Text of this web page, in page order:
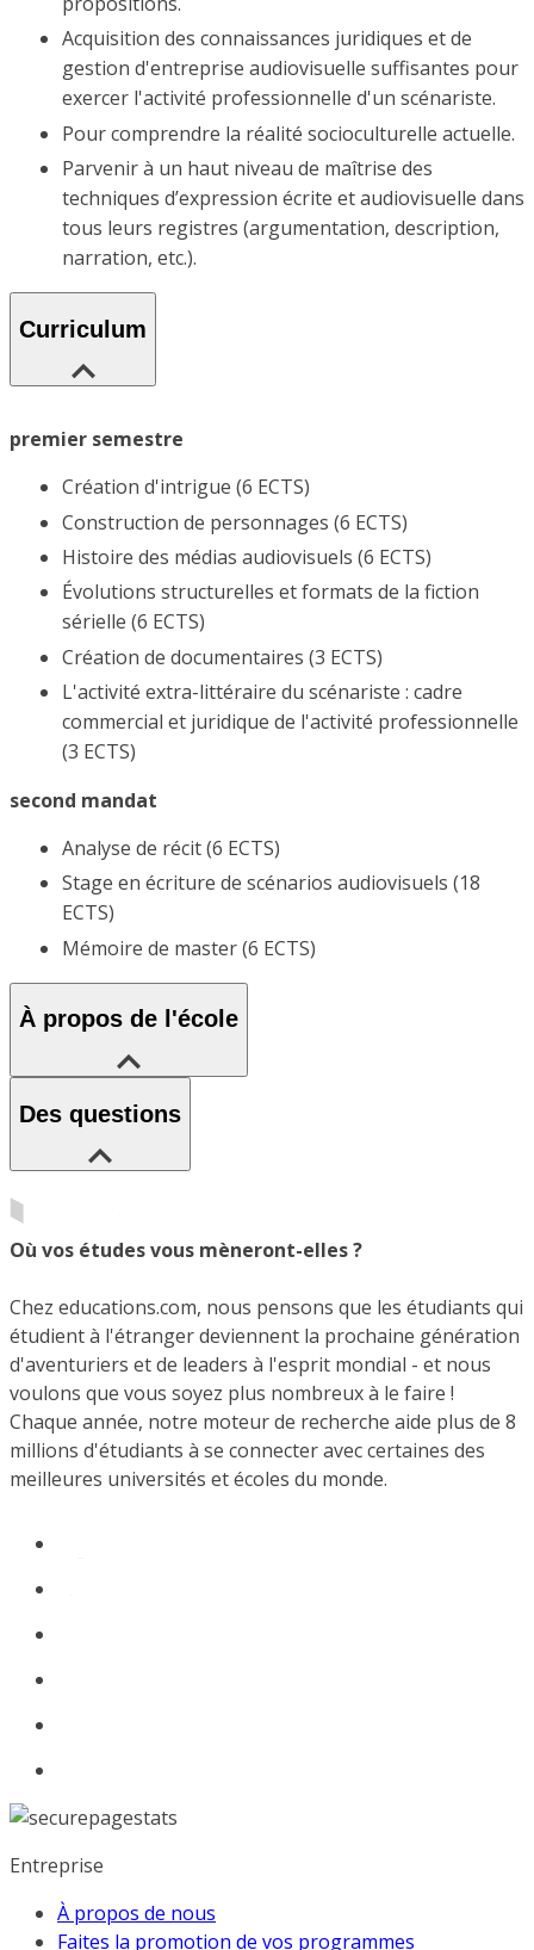
Acquisition des connaissances juridiques et de
gestion d'entreprise audiovisuelle suffisantes pour
exercer l'activité professionnelle d'un scénariste.
Pour comprendre la réalité socioculturelle actuelle.
Parvenir à un haut niveau de maîtrise des
techniques d’expression écrite et audiovisuelle dans
tous leurs registres (argumentation, description,
narration, etc.).
Curriculum
premier semestre
Création d'intrigue (6 ECTS)
Construction de personnages (6 ECTS)
Histoire des médias audiovisuels (6 ECTS)
Évolutions structurelles et formats de la fiction
sérielle (6 ECTS)
Création de documentaires (3 ECTS)
L'activité extra-littéraire du scénariste : cadre
commercial et juridique de l'activité professionnelle
(3 ECTS)
second mandat
Analyse de récit (6 ECTS)
Stage en écriture de scénarios audiovisuels (18
ECTS)
Mémoire de master (6 ECTS)
À propos de l'école
Des questions
Où vos études vous mèneront-elles ?
Chez educations.com, nous pensons que les étudiants qui
étudient à l'étranger deviennent la prochaine génération
d'aventuriers et de leaders à l'esprit mondial - et nous
voulons que vous soyez plus nombreux à le faire !
Chaque année, notre moteur de recherche aide plus de 8
millions d'étudiants à se connecter avec certaines des
meilleures universités et écoles du monde.
Entreprise
À propos de nous
Faites la promotion de vos programmes